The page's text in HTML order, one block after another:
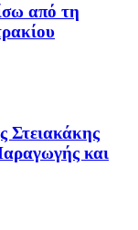
από τη
και